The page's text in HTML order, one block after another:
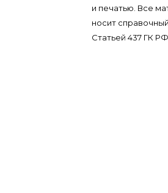
и печатью. Все
носит
Статьей 437 ГК РФ.